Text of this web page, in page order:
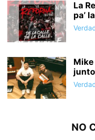
La
pa’
Mike
NO